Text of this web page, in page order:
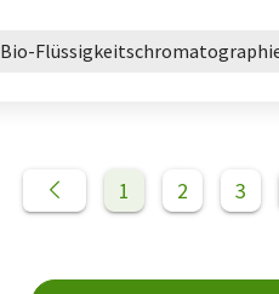
Bio-
1 2 3